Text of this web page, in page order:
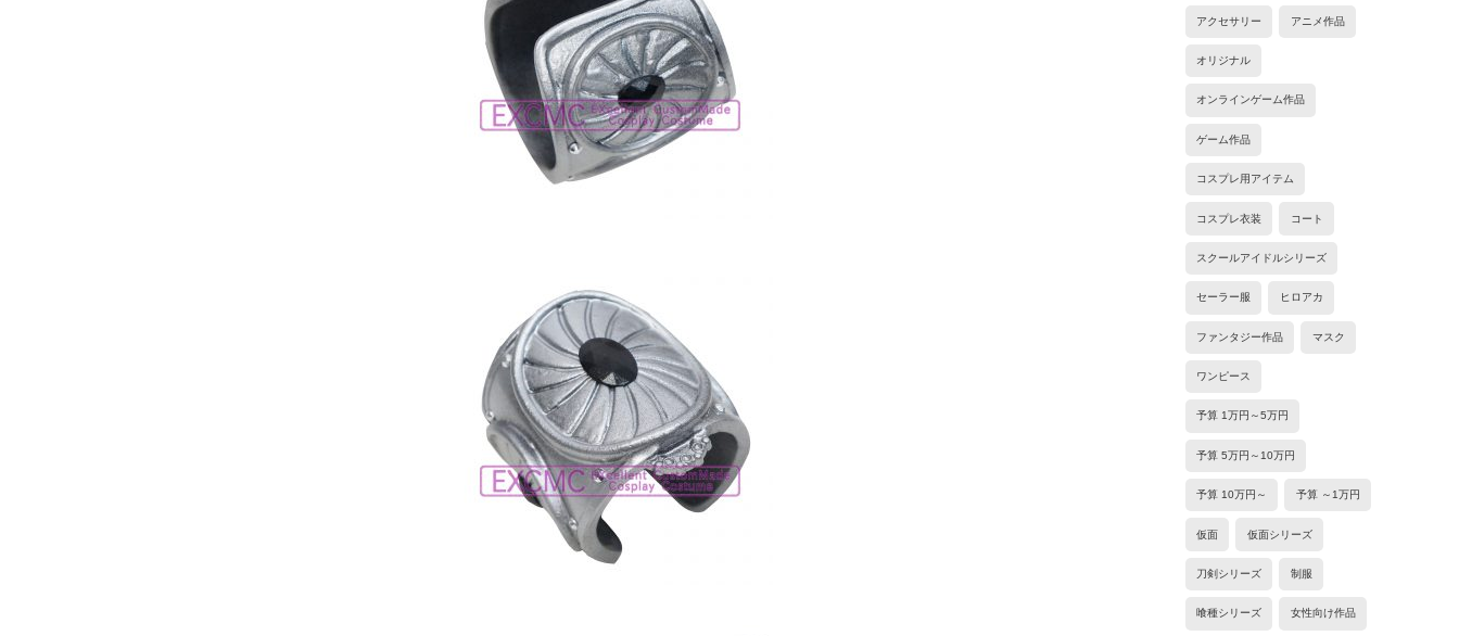
アクセサリー アニメ作品
オリジナル
オンラインゲーム作品
ゲーム作品
コスプレ用アイテム
コスプレ衣装 コート
スクールアイドルシリーズ
セーラー服 ヒロアカ
ファンタジー作品 マスク
ワンピース
予算 1万円～5万円
予算 5万円～10万円
予算 10万円～ 予算 ～1万円
仮面 仮面シリーズ
刀剣シリーズ 制服
喰種シリーズ 女性向け作品